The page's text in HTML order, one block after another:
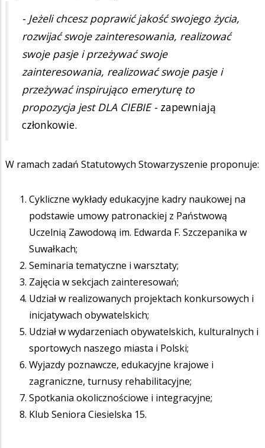
- Jeżeli chcesz poprawić jakość swojego życia,
rozwijać swoje zainteresowania, realizować
swoje pasje i przeżywać swoje
zainteresowania, realizować swoje pasje i
przeżywać inspirująco emeryturę to
propozycja jest DLA CIEBIE - zapewniają
członkowie.
W ramach zadań Statutowych Stowarzyszenie proponuje:
Cykliczne wykłady edukacyjne kadry naukowej na
podstawie umowy patronackiej z Państwową
Uczelnią Zawodową im. Edwarda F. Szczepanika w
Suwałkach;
Seminaria tematyczne i warsztaty;
Zajęcia w sekcjach zainteresowań;
Udział w realizowanych projektach konkursowych i
inicjatywach obywatelskich;
Udział w wydarzeniach obywatelskich, kulturalnych i
sportowych naszego miasta i Polski;
Wyjazdy poznawcze, edukacyjne krajowe i
zagraniczne, turnusy rehabilitacyjne;
Spotkania okolicznościowe i integracyjne;
Klub Seniora Ciesielska 15.